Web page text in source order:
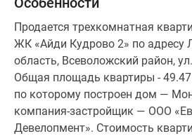
Продается трехкомнатная
ЖК «Айди Кудрово 2» по адресу
область, Всеволожский район,
Общая площадь квартиры -
по которому построен дом —
компания-застройщик — ООО
Девелопмент». Стоимость